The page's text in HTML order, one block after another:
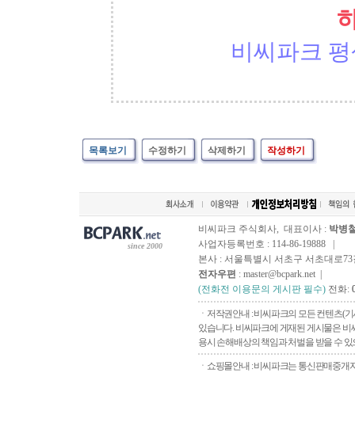
비씨파크
목록보기 수정하기 삭제하기 작성하기
since 2000
비씨파크 주식회사, 대표이사 : 박병
사업자등록번호 : 114-86-19888 |
본사 : 서울특별시 서초구 서초대로73
전자우편 : master@bcpark.net |
(전화전 이용문의 게시판 필수) 전화:
ㆍ저작권안내 : 비씨파크의 모든 컨텐츠(
있습니다. 비씨파크에 게재된 게시물은
용시 손해배상의 책임과 처벌을 받을 수
ㆍ쇼핑몰안내 : 비씨파크는 통신판매중개